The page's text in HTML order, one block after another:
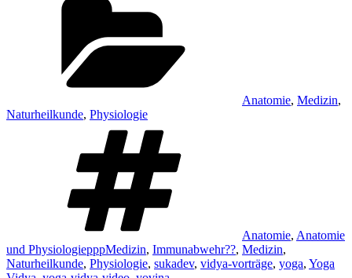
Anatomie, Medizin,
Naturheilkunde, Physiologie
Anatomie, Anatomie
und PhysiologiepppMedizin, Immunabwehr??, Medizin,
Naturheilkunde, Physiologie, sukadev, vidya-vorträge, yoga, Yoga